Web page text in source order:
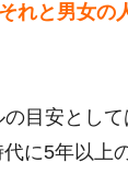
れと男女の
目安とし
に5年以上